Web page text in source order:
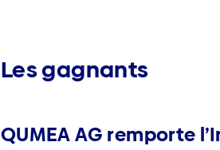
Les gagnants
QUMEA AG remporte